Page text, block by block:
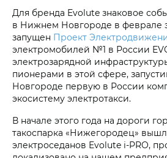
Для бренда Evolute знаковое
в Нижнем Новгороде в феврале
запущен Проект
электромобилей №1 в России
электрозарядной
пионерами в этой сфере,
Новгороде первую в России
экосистему электротакси.
В начале этого года на дороги
такоспарка «Нижегородец»
электроседанов Evolute i‑PRO,